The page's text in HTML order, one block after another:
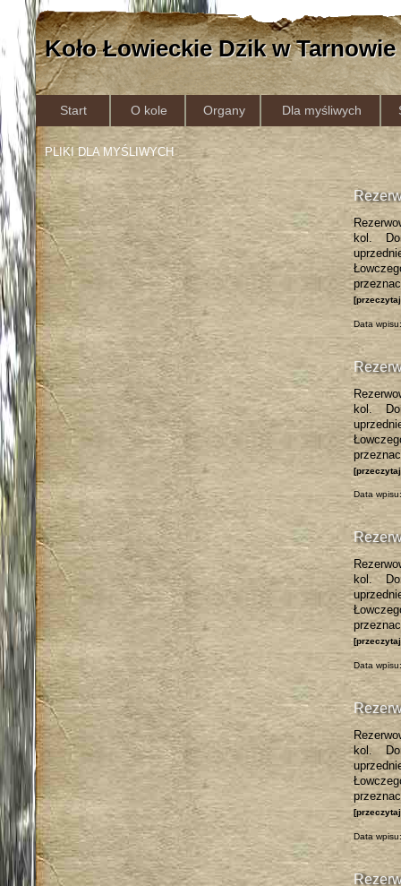
Koło Łowieckie Dzik w Tarnowie
Start O kole Organy Dla myśliwych
PLIKI DLA MYŚLIWYCH
kol.
Data
kol.
Data
kol.
Data
kol.
Data